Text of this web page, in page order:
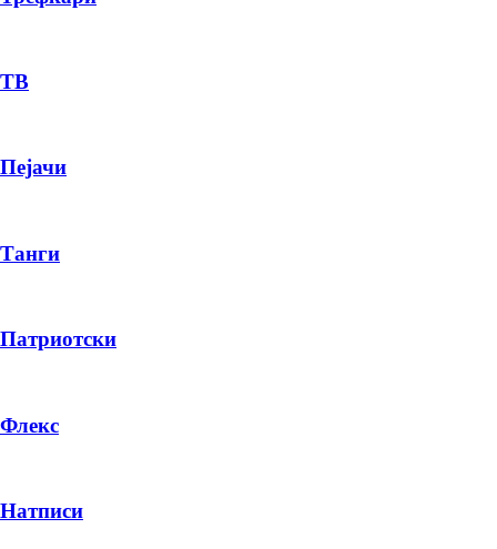
ТВ
Пејачи
Танги
Патриотски
Флекс
Натписи